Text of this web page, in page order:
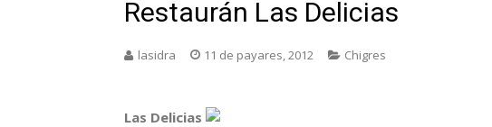
Restaurán Las Delicias
lasidra 11 de payares, 2012 Chigres
Las Delicias